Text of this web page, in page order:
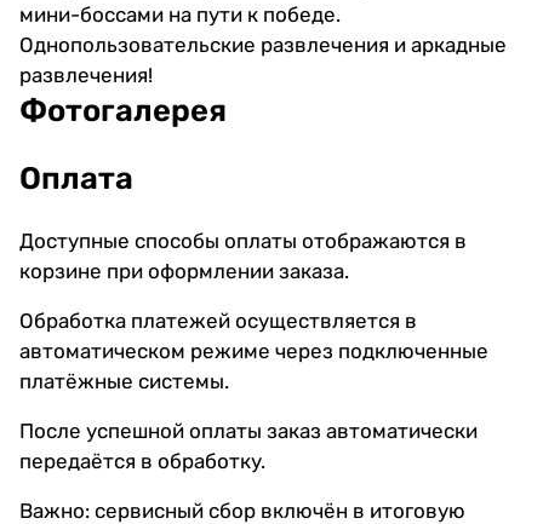
мини-боссами на пути к победе.
Однопользовательские развлечения и аркадные
развлечения!
Фотогалерея
Оплата
Доступные способы оплаты отображаются в
корзине при оформлении заказа.
Обработка платежей осуществляется в
автоматическом режиме через подключенные
платёжные системы.
После успешной оплаты заказ автоматически
передаётся в обработку.
Важно: сервисный сбор включён в итоговую